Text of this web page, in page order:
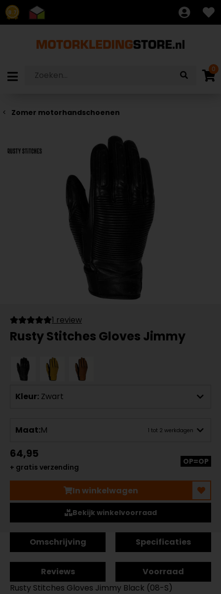
8.7
0
Zomer motorhandschoenen
1 review
Rusty Stitches Gloves Jimmy
Kleur: Zwart
Maat:M 1 tot 2 werkdagen
64,95
+ gratis verzending
OP=OP
In winkelwagen
Bekijk winkelvoorraad
Omschrijving Specificaties
Reviews
Voorraad
Rusty Stitches Gloves Jimmy Black (08-S)